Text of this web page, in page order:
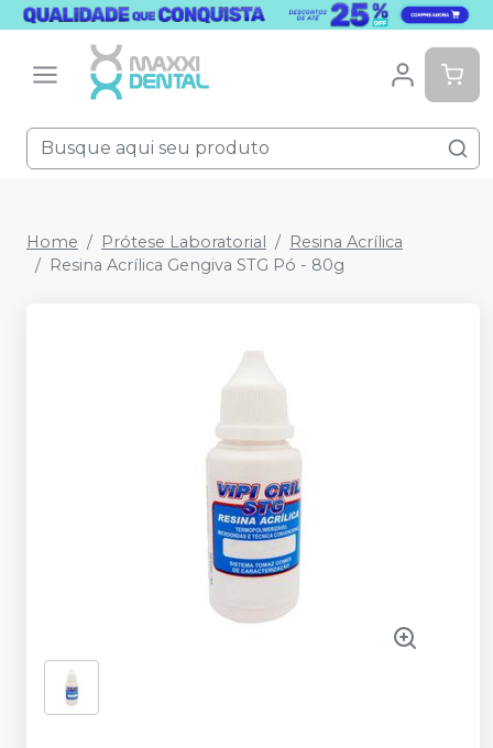
Home Prótese Laboratorial
Resina Acrílica
Resina Acrílica Gengiva STG Pó - 80g